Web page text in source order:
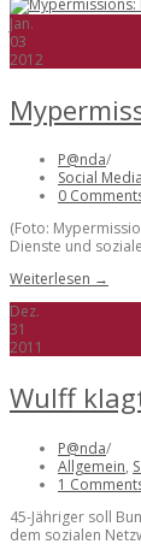
Jan.
03
2012
P@nda/
Social Media
0
(Foto:
Dienste und
Weiterlesen →
Dez.
31
2011
Wulff
P@nda/
Allgemein,
1
45-Jähriger soll
dem sozialen